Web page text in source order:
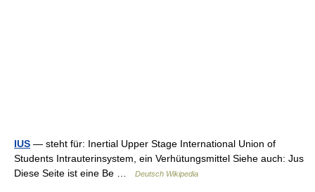
IUS — steht für: Inertial Upper Stage International Union of
Students Intrauterinsystem, ein Verhütungsmittel Siehe auch: Jus
Diese Seite ist eine Be …
Deutsch Wikipedia